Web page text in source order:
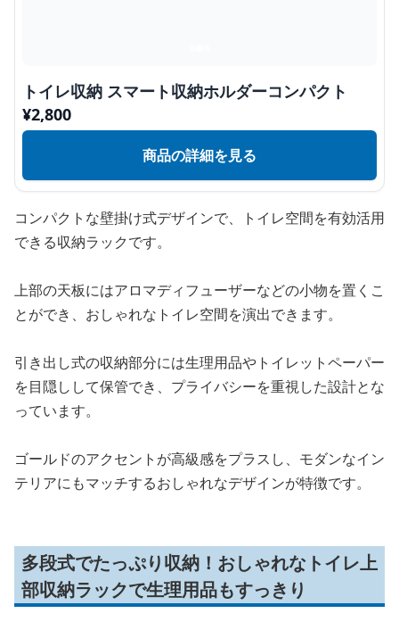
トイレ収納 スマート収納ホルダーコンパクト
¥2,800
商品の詳細を見る
コンパクトな壁掛け式デザインで、トイレ空間を有効活用
できる収納ラックです。
上部の天板にはアロマディフューザーなどの小物を置くこ
とができ、おしゃれなトイレ空間を演出できます。
引き出し式の収納部分には生理用品やトイレットペーパー
を目隠しして保管でき、プライバシーを重視した設計とな
っています。
ゴールドのアクセントが高級感をプラスし、モダンなイン
テリアにもマッチするおしゃれなデザインが特徴です。
多段式でたっぷり収納！おしゃれなトイレ上
部収納ラックで生理用品もすっきり